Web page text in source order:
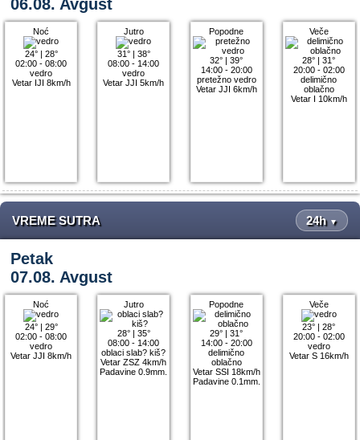
06.08. Avgust
Noć
24°| 28°
02:00 - 08:00
vedro
Vetar IJI 8km/h
Jutro
31°| 38°
08:00 - 14:00
vedro
Vetar JJI 5km/h
Popodne
32° |39°
14:00 - 20:00
pretežno vedro
Vetar JJI 6km/h
Veče
28° |31°
20:00 - 02:00
delimično
oblačno
Vetar I 10km/h
VREME SUTRA 24h ▼
Petak
07.08. Avgust
Noć
24°| 29°
02:00 - 08:00
vedro
Vetar JJI 8km/h
Jutro
28°| 35°
08:00 - 14:00
oblaci slab? kiš?
Vetar ZSZ 4km/h
Padavine 0.9mm.
Popodne
29° |31°
14:00 - 20:00
delimično
oblačno
Vetar SSI 18km/h
Padavine 0.1mm.
Veče
23° |28°
20:00 - 02:00
vedro
Vetar S 16km/h